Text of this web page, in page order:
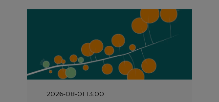
2026-08-01 13:00